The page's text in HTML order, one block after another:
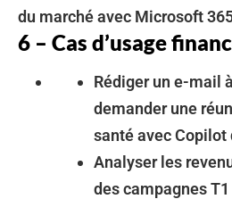
du marché avec Microsoft
6 – Cas d’usage
Rédiger un e-mail
demander une
santé avec Copilot
Analyser les
des campagnes